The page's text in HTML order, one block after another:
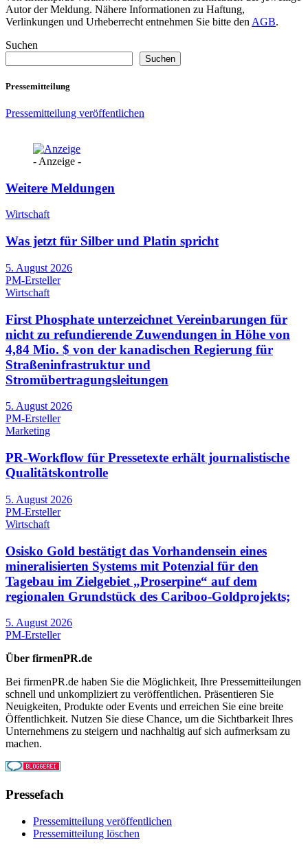
Autor der Meldung. Nähere Informationen zu Haftung,
Verlinkungen und Urheberrecht entnehmen Sie bitte den AGB.
Suchen
Suchen
Pressemitteilung
Pressemitteilung veröffentlichen
- Anzeige -
Weitere Meldungen
Wirtschaft
Was jetzt für Silber und Platin spricht
5. August 2026
PM-Ersteller
Wirtschaft
First Phosphate unterzeichnet Vereinbarungen für
nicht zu refundierende Zuwendungen in Höhe von
4,84 Mio. $ von der kanadischen Regierung für
Straßeninfrastruktur und
Stromübertragungsleitungen
5. August 2026
PM-Ersteller
Marketing
PR-Workflow für Pressetexte erhält journalistische
Qualitätskontrolle
5. August 2026
PM-Ersteller
Wirtschaft
Osisko Gold bestätigt das Vorhandensein eines
mineralisierten Systems mit Potenzial für den
Tagebau im Zielgebiet „Proserpine“ auf dem
regionalen Grundstück des Cariboo-Goldprojekts;
5. August 2026
PM-Ersteller
Über firmenPR.de
Bei firmenPR.de haben Sie die Möglichkeit, Ihre Pressemitteilungen
schnell und unkompliziert zu veröffentlichen. Präsentieren Sie
Neuigkeiten, Produkte oder Events und erreichen Sie eine breite
Öffentlichkeit. Nutzen Sie diese Chance, um die Sichtbarkeit Ihres
Unternehmens zu steigern und nachhaltig auf sich aufmerksam zu
machen.
Pressefach
Pressemitteilung veröffentlichen
Pressemitteilung löschen